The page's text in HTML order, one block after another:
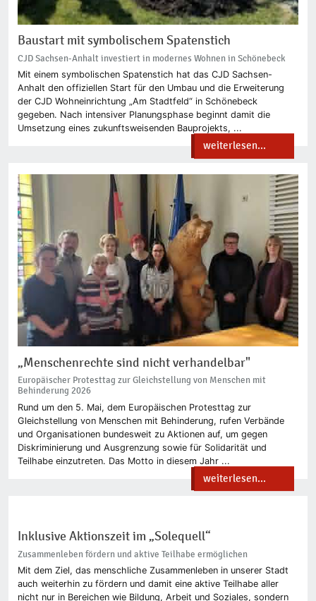
Baustart mit symbolischem Spatenstich
CJD Sachsen-Anhalt investiert in modernes Wohnen in Schönebeck
Mit einem symbolischen Spatenstich hat das CJD Sachsen-
Anhalt den offiziellen Start für den Umbau und die Erweiterung
der CJD Wohneinrichtung „Am Stadtfeld“ in Schönebeck
gegeben. Nach intensiver Planungsphase beginnt damit die
Umsetzung eines zukunftsweisenden Bauprojekts, ...
weiterlesen...
„Menschenrechte sind nicht verhandelbar"
Europäischer Protesttag zur Gleichstellung von Menschen mit
Behinderung 2026
Rund um den 5. Mai, dem Europäischen Protesttag zur
Gleichstellung von Menschen mit Behinderung, rufen Verbände
und Organisationen bundesweit zu Aktionen auf, um gegen
Diskriminierung und Ausgrenzung sowie für Solidarität und
Teilhabe einzutreten. Das Motto in diesem Jahr ...
weiterlesen...
Inklusive Aktionszeit im „Solequell“
Zusammenleben fördern und aktive Teilhabe ermöglichen
Mit dem Ziel, das menschliche Zusammenleben in unserer Stadt
auch weiterhin zu fördern und damit eine aktive Teilhabe aller
nicht nur in Bereichen wie Bildung, Arbeit und Soziales, sondern